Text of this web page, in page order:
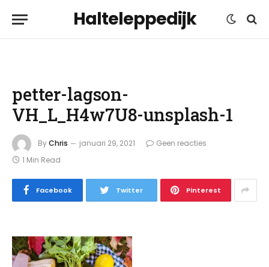
Halteleppedijk
petter-lagson-
VH_L_H4w7U8-unsplash-1
ByChris januari 29, 2021
Geen reacties
1 Min Read
Facebook Twitter Pinterest